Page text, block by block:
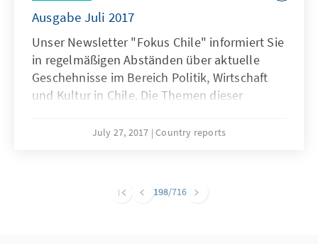
Ausgabe Juli 2017
Unser Newsletter "Fokus Chile" informiert Sie
in regelmäßigen Abständen über aktuelle
Geschehnisse im Bereich Politik, Wirtschaft
und Kultur in Chile. Die Themen dieser
GEGEN DEN KLIMAWANDEL, KLIMAWANDEL
BEI DER CHILENISCHEN POLIZEI, WAHLKAMPF
July 27, 2017 Country reports
198/716